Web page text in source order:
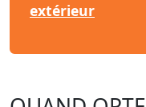
extérieur